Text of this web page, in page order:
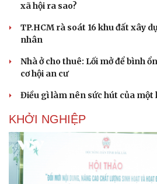
xã hội ra sao?
TP.HCM rà soát 16 khu đất xây
nhân
Nhà ở cho thuê: Lối mở để bình
cơ hội an cư
Điều gì làm nên sức hút của một
KHỞI NGHIỆP